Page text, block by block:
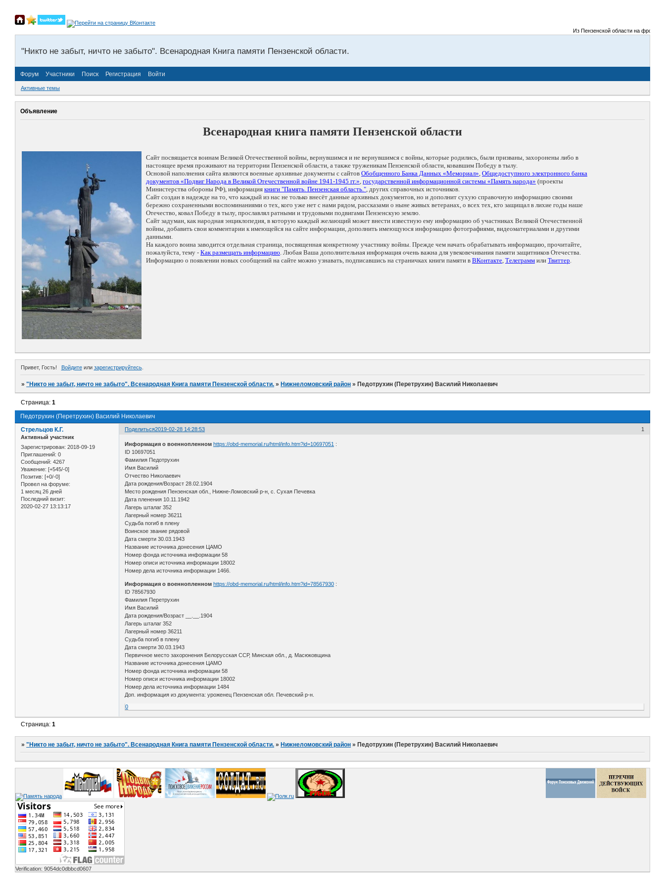
Из Пензенской области на фронты
"Никто не забыт, ничто не забыто". Всенародная Книга памяти Пензенской области.
Форум Участники Поиск Регистрация Войти
Активные темы
Объявление
Всенародная книга памяти Пензенской области
Сайт посвящается воинам Великой Отечественной войны, вернувшимся и не вернувшимся с войны, которые родились, были призваны, захоронены либо в
настоящее время проживают на территории Пензенской области, а также труженикам Пензенской области, ковавшим Победу в тылу.
Основой наполнения сайта являются военные архивные документы с сайтов Обобщенного Банка Данных «Мемориал», Общедоступного электронного банка
документов «Подвиг Народа в Великой Отечественной войне 1941-1945 гг.», государственной информационной системы «Память народа» (проекты
Министерства обороны РФ), информация книги "Память. Пензенская область.", других справочных источников.
Сайт создан в надежде на то, что каждый из нас не только внесёт данные архивных документов, но и дополнит сухую справочную информацию своими
бережно сохраненными воспоминаниями о тех, кого уже нет с нами рядом, рассказами о ныне живых ветеранах, о всех тех, кто защищал в лихие годы наше
Отечество, ковал Победу в тылу, прославлял ратными и трудовыми подвигами Пензенскую землю.
Сайт задуман, как народная энциклопедия, в которую каждый желающий может внести известную ему информацию об участниках Великой Отечественной
войны, добавить свои комментарии к имеющейся на сайте информации, дополнить имеющуюся информацию фотографиями, видеоматериалами и другими
данными.
На каждого воина заводится отдельная страница, посвященная конкретному участнику войны. Прежде чем начать обрабатывать информацию, прочитайте,
пожалуйста, тему - Как размещать информацию. Любая Ваша дополнительная информация очень важна для увековечивания памяти защитников Отечества.
Информацию о появлении новых сообщений на сайте можно узнавать, подписавшись на страничках книги памяти в ВКонтакте, Телеграмм или Твиттер.
Привет, Гость! Войдитеили зарегистрируйтесь.
»"Никто не забыт, ничто не забыто". Всенародная Книга памяти Пензенской области. » Нижнеломовский район » Педотрухин (Перетрухин) Василий Николаевич
Педотрухин (Перетрухин) Василий Николаевич
Страница:1
Поделиться 1
2019-02-28 14:28:53
Стрельцов К.Г.
Активный участник
Зарегистрирован: 2018-09-19
Приглашений: 0
Сообщений: 4267
Уважение: [+545/-0]
Позитив: [+0/-0]
Провел на форуме:
1 месяц 26 дней
Последний визит:
2020-02-27 13:13:17
Информация о военнопленном https://obd-memorial.ru/html/info.htm?id=10697051 :
ID 10697051
Фамилия Педотрухин
Имя Василий
Отчество Николаевич
Дата рождения/Возраст 28.02.1904
Место рождения Пензенская обл., Нижне-Ломовский р-н, с. Сухая Печевка
Дата пленения 10.11.1942
Лагерь шталаг 352
Лагерный номер 36211
Судьба погиб в плену
Воинское звание рядовой
Дата смерти 30.03.1943
Название источника донесения ЦАМО
Номер фонда источника информации 58
Номер описи источника информации 18002
Номер дела источника информации 1466.
Информация о военнопленном https://obd-memorial.ru/html/info.htm?id=78567930 :
ID 78567930
Фамилия Перетрухин
Имя Василий
Дата рождения/Возраст __.__.1904
Лагерь шталаг 352
Лагерный номер 36211
Судьба погиб в плену
Дата смерти 30.03.1943
Первичное место захоронения Белорусская ССР, Минская обл., д. Масюковщина
Название источника донесения ЦАМО
Номер фонда источника информации 58
Номер описи источника информации 18002
Номер дела источника информации 1484
Доп. информация из документа: уроженец Пензенская обл. Печевский р-н.
0
Страница:1
»"Никто не забыт, ничто не забыто". Всенародная Книга памяти Пензенской области. » Нижнеломовский район » Педотрухин (Перетрухин) Василий Николаевич
Verification: 9054dc0dbbcd0607